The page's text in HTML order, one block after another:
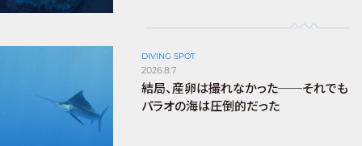
DIVING SPOT
2026.8.7
結局、産卵は撮れなかった──それでも
パラオの海は圧倒的だった